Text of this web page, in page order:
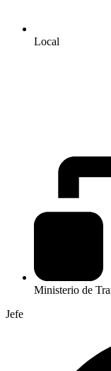
Local
Ministerio de
Jefe